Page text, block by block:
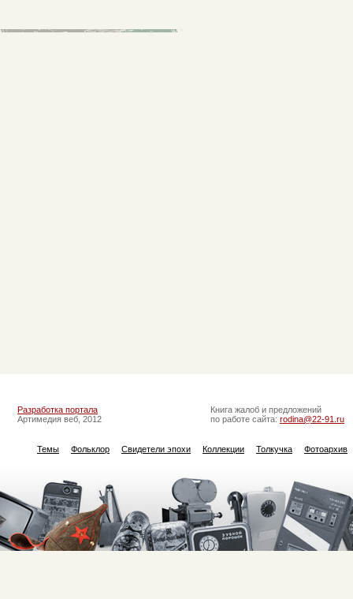
Разработка портала
Артимедия веб, 2012
Книга жалоб и предложений
по работе сайта: rodina@22-91.ru
Темы Фольклор Свидетели эпохи Коллекции Толкучка Фотоархив